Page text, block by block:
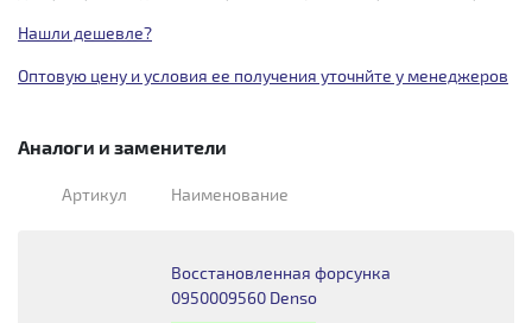
Нашли дешевле?
Оптовую цену и условия ее получения уточнйте у менеджеров
Аналоги и заменители
Артикул Наименование
Восстановленная форсунка
0950009560 Denso